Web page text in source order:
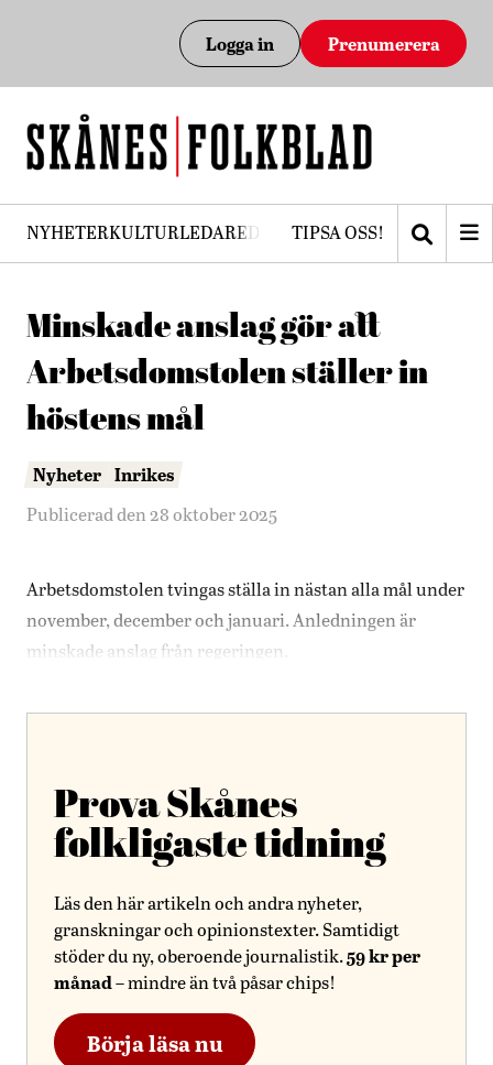
Logga in Prenumerera
NYHETERKULTURLEDAREDEBATTPRENUMERERA
TIPSA OSS!
Minskade anslag gör att
Arbetsdomstolen ställer in
höstens mål
Nyheter Inrikes
Publicerad den 28 oktober 2025
Arbetsdomstolen tvingas ställa in nästan alla mål under
november, december och januari. Anledningen är
minskade anslag från regeringen.
Prova Skånes
folkligaste tidning
Läs den här artikeln och andra nyheter,
granskningar och opinionstexter. Samtidigt
stöder du ny, oberoende journalistik.59 kr per
månad– mindre än två påsar chips!
Börja läsa nu